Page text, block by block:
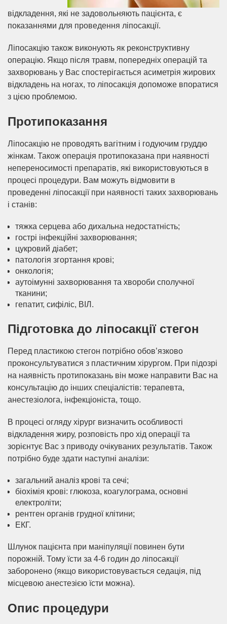
відкладення, які не задовольняють пацієнта, є
показаннями для проведення ліпосакції.
Ліпосакцію також виконують як реконструктивну
операцію. Якщо після травм, попередніх операцій та
захворювань у Вас спостерігається асиметрія жирових
відкладень на ногах, то ліпосакція допоможе впоратися
з цією проблемою.
Протипоказання
Ліпосакцію не проводять вагітним і годуючим груддю
жінкам. Також операція протипоказана при наявності
непереносимості препаратів, які використовуються в
процесі процедури. Вам можуть відмовити в
проведенні ліпосакції при наявності таких захворювань
і станів:
тяжка серцева або дихальна недостатність;
гострі інфекційні захворювання;
цукровий діабет;
патологія згортання крові;
онкологія;
аутоімунні захворювання та хвороби сполучної
тканини;
гепатит, сифіліс, ВІЛ.
Підготовка до ліпосакції стегон
Перед пластикою стегон потрібно обов’язково
проконсультуватися з пластичним хірургом. При підозрі
на наявність протипоказань він може направити Вас на
консультацію до інших спеціалістів: терапевта,
анестезіолога, інфекціоніста, тощо.
В процесі огляду хірург визначить особливості
відкладення жиру, розповість про хід операції та
зорієнтує Вас з приводу очікуваних результатів. Також
потрібно буде здати наступні аналізи:
загальний аналіз крові та сечі;
біохімія крові: глюкоза, коагулограма, основні
електроліти;
рентген органів грудної клітини;
ЕКГ.
Шлунок пацієнта при маніпуляції повинен бути
порожній. Тому їсти за 4-6 годин до ліпосакції
заборонено (якщо використовувається седація, під
місцевою анестезією їсти можна).
Опис процедури